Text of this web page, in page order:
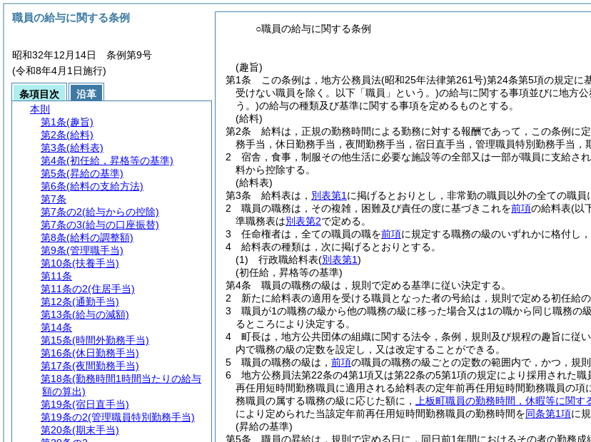
○職員の給与に関する条例
(趣旨)
第1条
この条例は，地方公務員法(昭和25年法律第261号)第24条第5項の規定に
受けない職員を除く。以下「職員」という。)の給与に関する事項並びに地方
う。)の給与の種類及び基準に関する事項を定めるものとする。
(給料)
第2条
給料は，正規の勤務時間による勤務に対する報酬であって，この条例に
務手当，休日勤務手当，夜間勤務手当，宿日直手当，管理職員特別勤務手当，
2
宿舎，食事，制服その他生活に必要な施設等の全部又は一部が職員に支給
料から控除する。
(給料表)
第3条
給料表は， 別表第1 に掲げるとおりとし，非常勤の職員以外の全ての職員
2
職員の職務は，その複雑，困難及び責任の度に基づきこれを前項の給料表(以
準職務表は別表第2で定める。
3
任命権者は，全ての職員の職を前項に規定する職務の級のいずれかに格付し
4
給料表の種類は，次に掲げるとおりとする。
(1)
行政職給料表(別表第1)
(初任給，昇格等の基準)
第4条
職員の職務の級は，規則で定める基準に従い決定する。
2
新たに給料表の適用を受ける職員となった者の号給は，規則で定める初任給の
3
職員が1の職務の級から他の職務の級に移った場合又は1の職から同じ職務
るところにより決定する。
4
町長は，地方公共団体の組織に関する法令，条例，規則及び規程の趣旨に従
内で職務の級の定数を設定し，又は改定することができる。
5
職員の職務の級は， 前項の職員の職務の級ごとの定数の範囲内で，かつ，規
6
地方公務員法第22条の4第1項又は第22条の5第1項の規定により採用された職
再任用短時間勤務職員に適用される給料表の定年前再任用短時間勤務職員の項
務職員の属する職務の級に応じた額に，
上板町職員の勤務時間，休暇等に関す
により定められた当該定年前再任用短時間勤務職員の勤務時間を同条第1項に
(昇給の基準)
第5条
職員の昇給は，規則で定める日に，同日前1年間におけるその者の勤務成
職員の給与に関する条例
昭和32年12月14日 条例第9号
(令和8年4月1日施行)
条項目次
沿革
本則
第1条(趣旨)
第2条(給料)
第3条(給料表)
第4条(初任給，昇格等の基準)
第5条(昇給の基準)
第6条(給料の支給方法)
第7条
第7条の2(給与からの控除)
第7条の3(給与の口座振替)
第8条(給料の調整額)
第9条(管理職手当)
第10条(扶養手当)
第11条
第11条の2(住居手当)
第12条(通勤手当)
第13条(給与の減額)
第14条
第15条(時間外勤務手当)
第16条(休日勤務手当)
第17条(夜間勤務手当)
第18条(勤務時間1時間当たりの給与
額の算出)
第19条(宿日直手当)
第19条の2(管理職員特別勤務手当)
第20条(期末手当)